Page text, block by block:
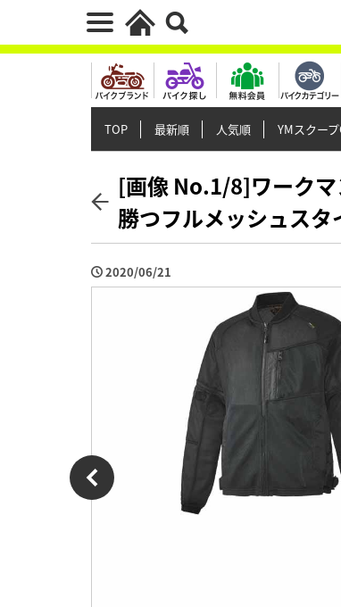
TOP 最新順 人気順 YMスクープ
[画像 No.1/8]ワーク
勝つフルメッシュスタ
2020/06/21